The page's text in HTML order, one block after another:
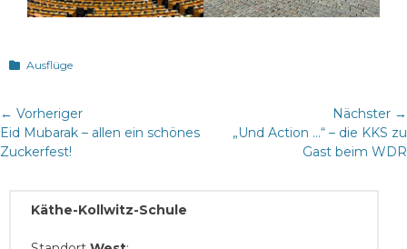
Kategorien
Ausflüge
Beitragsnavigation
← Vorheriger
Vorheriger
Beitrag:
Eid Mubarak – allen ein schönes
Zuckerfest!
Nächster →
Nächster
„Und Action …“ – die KKS zu
Gast beim WDR
Käthe-Kollwitz-Schule